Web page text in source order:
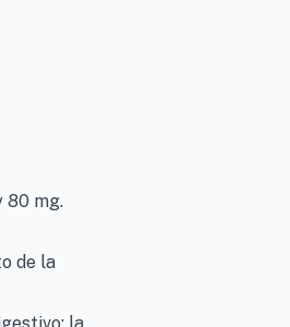
80 mg.
de la